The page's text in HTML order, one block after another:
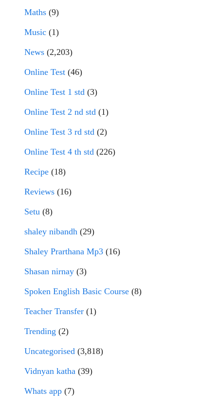
Maths (9)
Music (1)
News (2,203)
Online Test (46)
Online Test 1 std (3)
Online Test 2 nd std (1)
Online Test 3 rd std (2)
Online Test 4 th std (226)
Recipe (18)
Reviews (16)
Setu (8)
shaley nibandh (29)
Shaley Prarthana Mp3 (16)
Shasan nirnay (3)
Spoken English Basic Course (8)
Teacher Transfer (1)
Trending (2)
Uncategorised (3,818)
Vidnyan katha (39)
Whats app (7)